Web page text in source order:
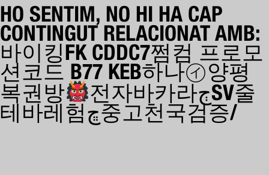
HO SENTIM, NO HI HA CAP
CONTINGUT RELACIONAT AMB:
바이킹FK CDDC7쩜컴 프로모
션코드 B77 KEB하나㋑양평
복권방
전자바카라ڄSV줄
테바레험ڇ중고천국검증/